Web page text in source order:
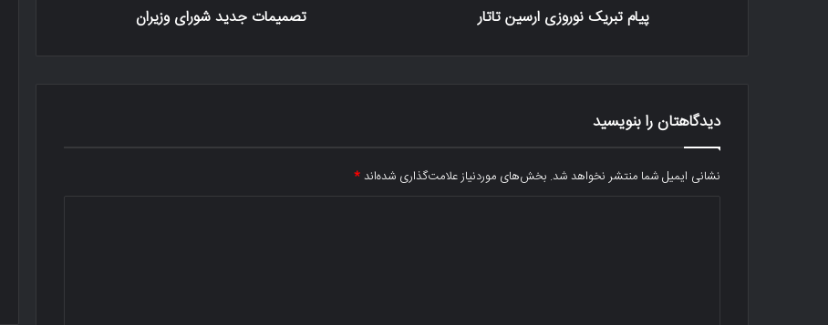
پیام تبریک نوروزی ارسین تاتار تصمیمات جدید شورای وزیران
دیدگاهتان را بنویسید
نشانی ایمیل شما منتشر نخواهد شد. بخش‌های موردنیاز علامت‌گذاری شده‌اند*